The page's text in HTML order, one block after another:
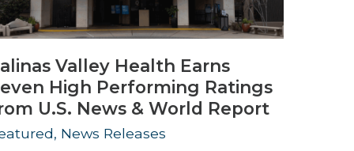
Urology
Women's Health
Wound Healing Services
Valley Health Earns
High Performing Ratings
U.S. News & World Report
News Releases